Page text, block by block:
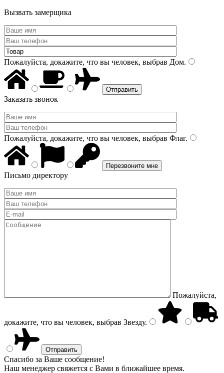
Вызвать замерщика
Пожалуйста, докажите, что вы человек, выбрав Дом.
Заказать звонок
Пожалуйста, докажите, что вы человек, выбрав Флаг.
Письмо директору
Пожалуйста,
докажите, что вы человек, выбрав Звезду.
Спасибо за Ваше сообщение!
Наш менеджер свяжется с Вами в ближайшее время.